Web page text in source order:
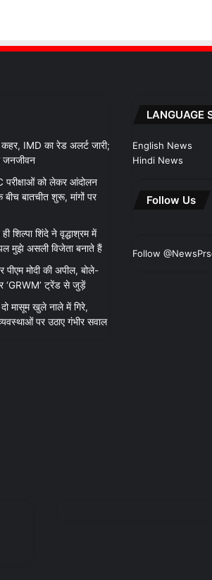
कहर, IMD का रेड अलर्ट जारी;
जनजीवन
को लेकर आंदोलन
बातचीत शुरू, मांगों पर
शिल्पा शिंदे ने वृद्धाश्रम में
मुझे असली विजेता बनाते हैं
पीएम मोदी की अपील, बोले-
‘GRWM’ ट्रेंड से जुड़ें
मासूम खुले नाले में गिरे,
पर उठाए गंभीर सवाल
LANGUAGE
English News
Hindi News
Follow Us
Follow